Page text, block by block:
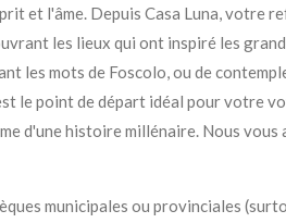
et l'âme. Depuis Casa Luna, votre
les lieux qui ont inspiré les
les mots de Foscolo, ou de
le point de départ idéal pour votre
d'une histoire millénaire. Nous vous
municipales ou provinciales